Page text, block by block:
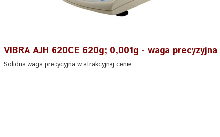
VIBRA AJH 620CE 620g; 0,001g - waga precyzyjna
Solidna waga precycyjna w atrakcyjnej cenie